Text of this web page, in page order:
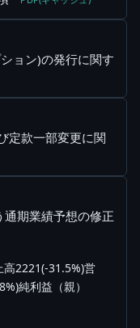
ョン)の発行に関す
定款一部変更に関
期業績予想の修正
高2221(-31.5%)営
純利益（親）